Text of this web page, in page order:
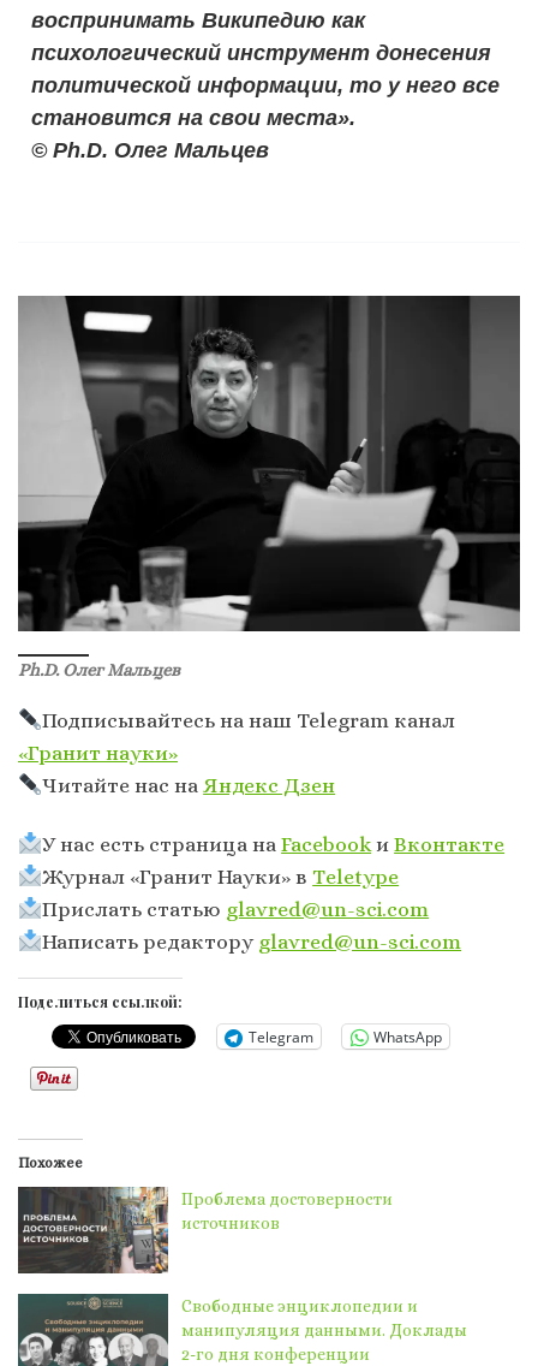
воспринимать Википедию как
психологический инструмент донесения
политической информации, то у него все
становится на свои места».
©️ Ph.D. Олег Мальцев
Ph.D. Олег Мальцев
Подписывайтесь на наш Telegram канал
«Гранит науки»
Читайте нас наЯндекс Дзен
У нас есть страница наFacebookиВконтакте
Журнал «Гранит Науки» в Тeletype
Прислать статью glavred@un-sci.com
Написать редактору glavred@un-sci.com
Поделиться ссылкой:
Telegram WhatsApp
Похожее
Проблема достоверности
источников
Свободные энциклопедии и
манипуляция данными. Доклады
2-го дня конференции